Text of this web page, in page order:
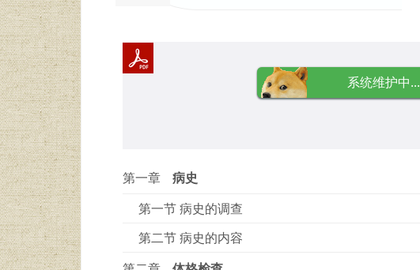
系统维护中...
第一章 病史
第一节 病史的调查
第二节 病史的内容